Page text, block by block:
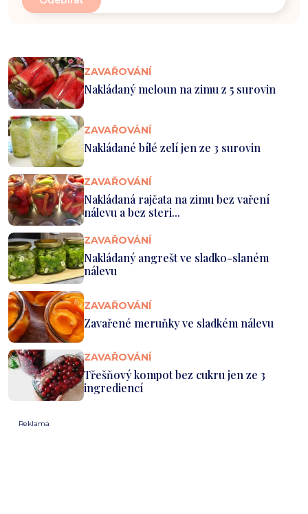
ZAVAŘOVÁNÍ
Nakládaný meloun na zimu z 5 surovin
ZAVAŘOVÁNÍ
Nakládané bílé zelí jen ze 3 surovin
ZAVAŘOVÁNÍ
Nakládaná rajčata na zimu bez vaření
nálevu a bez steri...
ZAVAŘOVÁNÍ
Nakládaný angrešt ve sladko-slaném
nálevu
ZAVAŘOVÁNÍ
Zavařené meruňky ve sladkém nálevu
ZAVAŘOVÁNÍ
Třešňový kompot bez cukru jen ze 3
ingrediencí
Reklama